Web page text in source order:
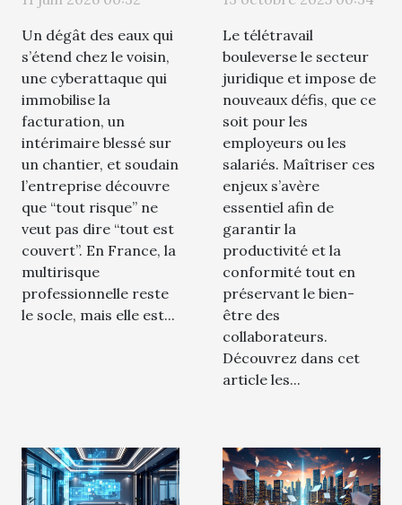
forcent à s’assurer
mieux
Un dégât des eaux qui
s’étend chez le voisin,
une cyberattaque qui
immobilise la
facturation, un
intérimaire blessé sur
un chantier, et soudain
l’entreprise découvre
que “tout risque” ne
veut pas dire “tout est
couvert”. En France, la
multirisque
professionnelle reste
le socle, mais elle est...
Le télétravail
bouleverse le secteur
juridique et impose de
nouveaux défis, que ce
soit pour les
employeurs ou les
salariés. Maîtriser ces
enjeux s’avère
essentiel afin de
garantir la
productivité et la
conformité tout en
préservant le bien-
être des
collaborateurs.
Découvrez dans cet
article les...